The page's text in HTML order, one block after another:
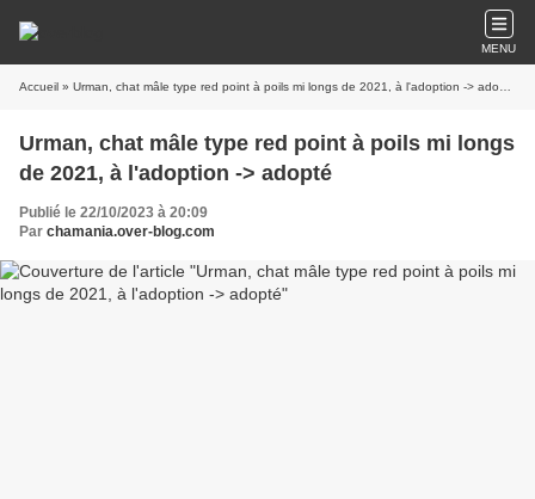
MENU
Accueil » Urman, chat mâle type red point à poils mi longs de 2021, à l'adoption -> adopté
Urman, chat mâle type red point à poils mi longs
de 2021, à l'adoption -> adopté
Publié le 22/10/2023 à 20:09
Par chamania.over-blog.com